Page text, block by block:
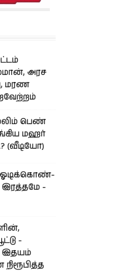
அரச
மரண
பெண்
மஹர்
(வீடியோ)
ஓடிக்­கொண்­
இரத்­தமே -
-
இதயம்
நிரூபித்த